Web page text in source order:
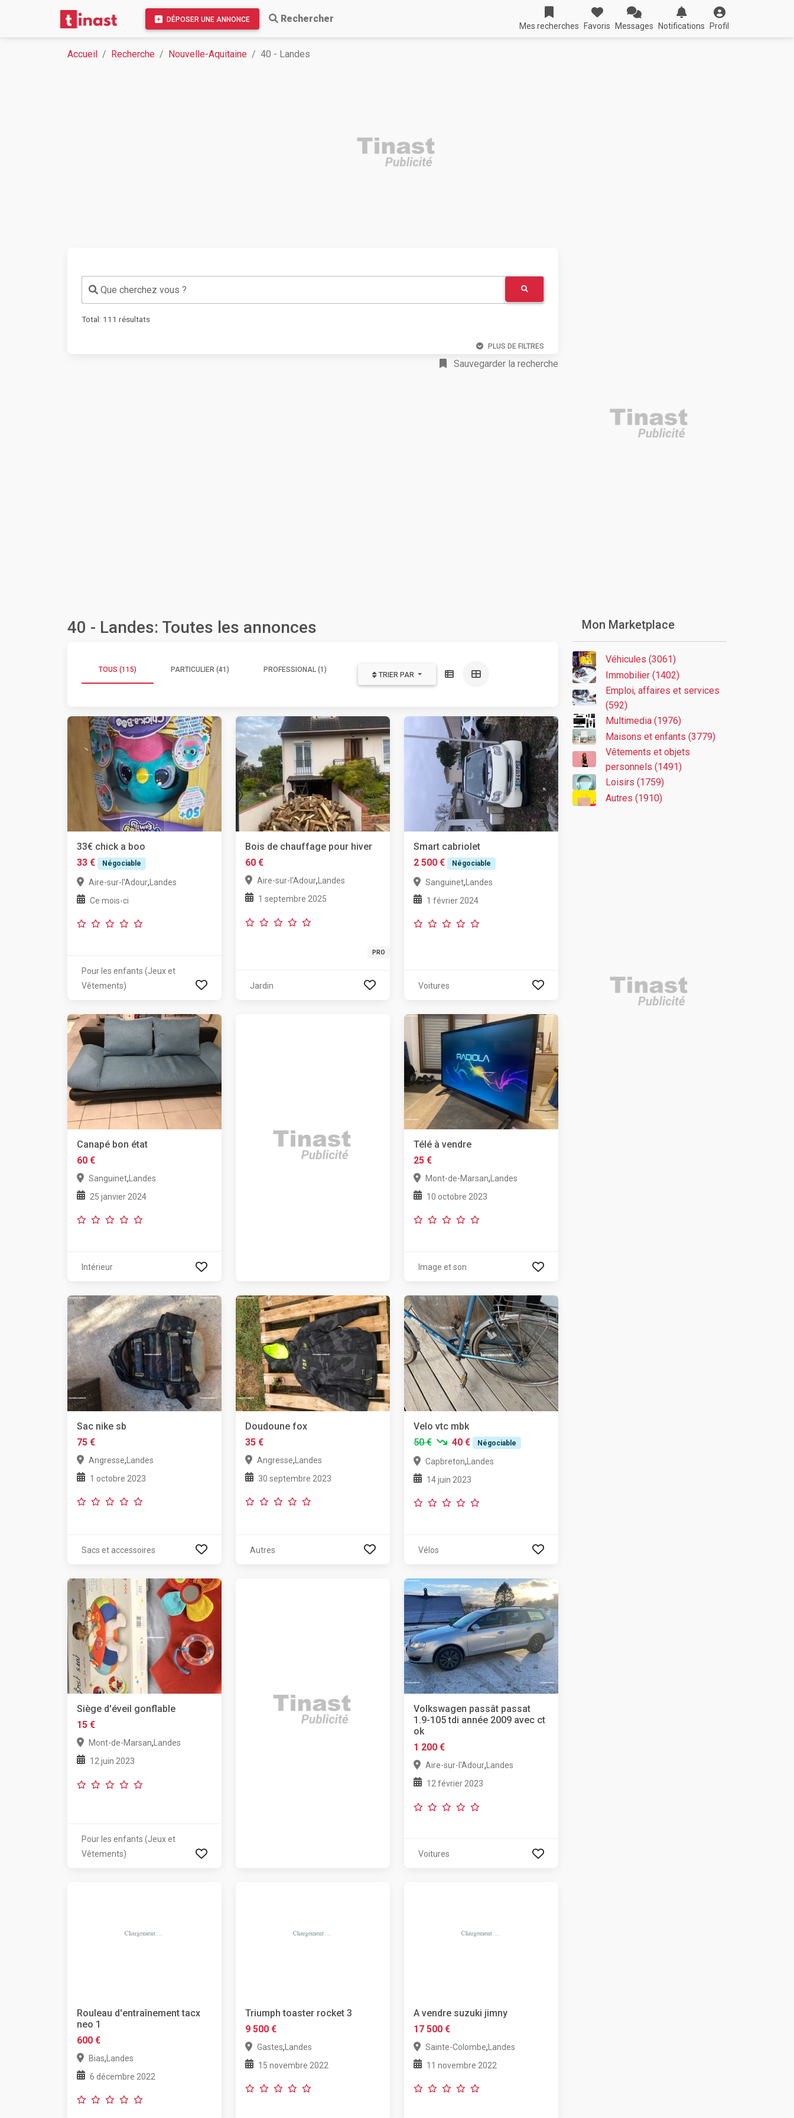
DÉPOSER UNE ANNONCE Rechercher
Mes recherches Favoris Messages Notifications Profil
Accueil Recherche Nouvelle-Aquitaine 40 - Landes
Que cherchez vous ?
Total: 111 résultats
PLUS DE FILTRES
Sauvegarder la recherche
40 - Landes: Toutes les annonces
TOUS (115) PARTICULIER (41) PROFESSIONAL (1)
TRIER PAR
33€ chick a boo
33 €
Négociable
Aire-sur-l'Adour,Landes
Ce mois-ci
Pour les enfants (Jeux et
Vêtements)
Bois de chauffage pour hiver
60 €
Aire-sur-l'Adour,Landes
1 septembre 2025
PRO
Jardin
Smart cabriolet
2 500 €
Négociable
Sanguinet,Landes
1 février 2024
Voitures
Canapé bon état
60 €
Sanguinet, Landes
25 janvier 2024
Intérieur
Télé à vendre
25 €
Mont-de-Marsan,Landes
10 octobre 2023
Image et son
Sac nike sb
75 €
Angresse, Landes
1 octobre 2023
Sacs et accessoires
Doudoune fox
35 €
Angresse,Landes
30 septembre 2023
Autres
Velo vtc mbk
50 €
40 € Négociable
Capbreton,Landes
14 juin 2023
Vélos
Siège d'éveil gonflable
15 €
Mont-de-Marsan,Landes
12 juin 2023
Pour les enfants (Jeux et
Vêtements)
Volkswagen passât passat
1.9-105 tdi année 2009 avec ct
ok
1 200 €
Aire-sur-l'Adour,Landes
12 février 2023
Voitures
Rouleau d'entraînement tacx
neo 1
600 €
Bias, Landes
6 décembre 2022
Triumph toaster rocket 3
9 500 €
Gastes,Landes
15 novembre 2022
A vendre suzuki jimny
17 500 €
Sainte-Colombe,Landes
11 novembre 2022
Mon Marketplace
Véhicules (3061)
Immobilier (1402)
Emploi, affaires et services
(592)
Multimedia (1976)
Maisons et enfants (3779)
Vêtements et objets
personnels (1491)
Loisirs (1759)
Autres (1910)